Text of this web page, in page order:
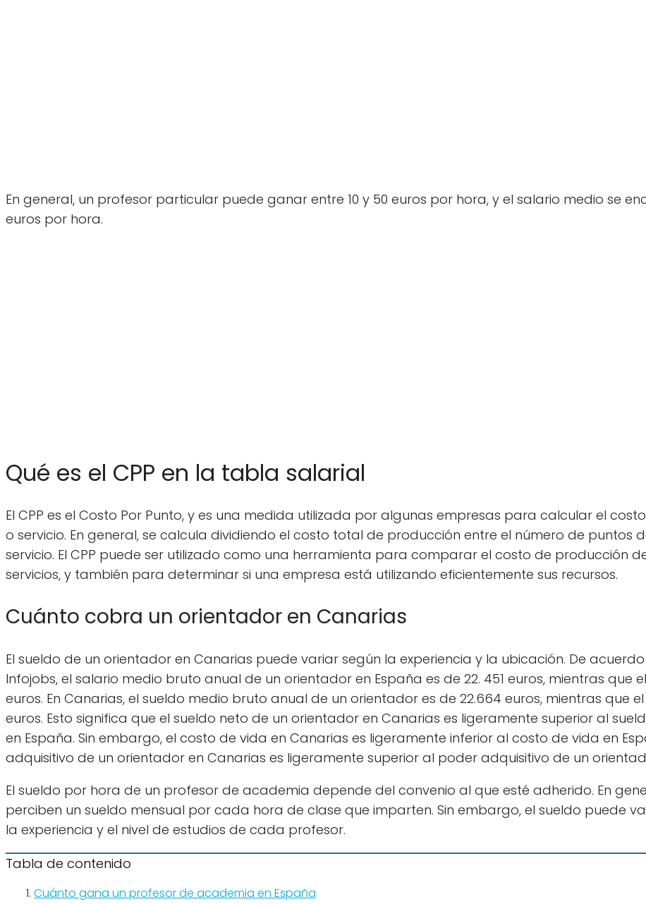
En general, un profesor particular puede ganar entre 10 y 50 euros por hora, y el salario medio se
euros por hora.
Qué es el CPP en la tabla salarial
El CPP es el Costo Por Punto, y es una medida utilizada por algunas empresas para calcular el
o servicio. En general, se calcula dividiendo el costo total de producción entre el número de puntos
servicio. El CPP puede ser utilizado como una herramienta para comparar el costo de producción
servicios, y también para determinar si una empresa está utilizando eficientemente sus recursos.
Cuánto cobra un orientador en Canarias
El sueldo de un orientador en Canarias puede variar según la experiencia y la ubicación. De
Infojobs, el salario medio bruto anual de un orientador en España es de 22. 451 euros, mientras que
euros. En Canarias, el sueldo medio bruto anual de un orientador es de 22.664 euros, mientras que el
euros. Esto significa que el sueldo neto de un orientador en Canarias es ligeramente superior al
en España. Sin embargo, el costo de vida en Canarias es ligeramente inferior al costo de vida en
adquisitivo de un orientador en Canarias es ligeramente superior al poder adquisitivo de un
El sueldo por hora de un profesor de academia depende del convenio al que esté adherido. En
perciben un sueldo mensual por cada hora de clase que imparten. Sin embargo, el sueldo puede
la experiencia y el nivel de estudios de cada profesor.
Tabla de contenido
Cuánto gana un profesor de academia en España